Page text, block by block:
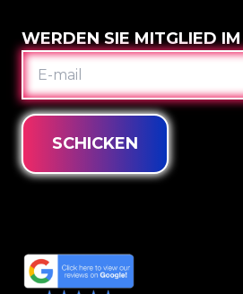
WERDEN SIE MITGLIED
E-
MAIL
SCHICKEN